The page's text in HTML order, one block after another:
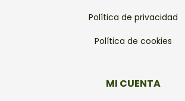
Política de privacidad
Política de cookies
MI CUENTA